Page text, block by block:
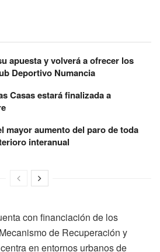
apuesta y volverá a ofrecer los
Deportivo Numancia
Casas estará finalizada a
mayor aumento del paro de toda
interanual
con financiación de los
de Recuperación y
en entornos urbanos de